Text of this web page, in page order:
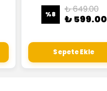
%8 ₺ 649.00
₺ 599.00
Sepete Ekle